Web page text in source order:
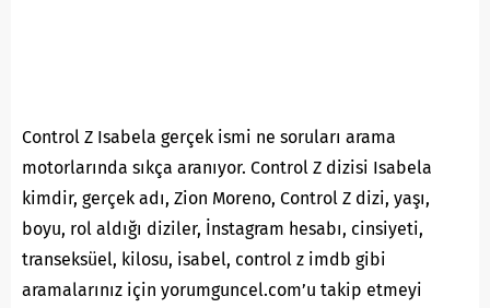
Control Z Isabela gerçek ismi ne soruları arama
motorlarında sıkça aranıyor. Control Z dizisi Isabela
kimdir, gerçek adı, Zion Moreno, Control Z dizi, yaşı,
boyu, rol aldığı diziler, İnstagram hesabı, cinsiyeti,
transeksüel, kilosu, isabel, control z imdb gibi
aramalarınız için yorumguncel.com’u takip etmeyi